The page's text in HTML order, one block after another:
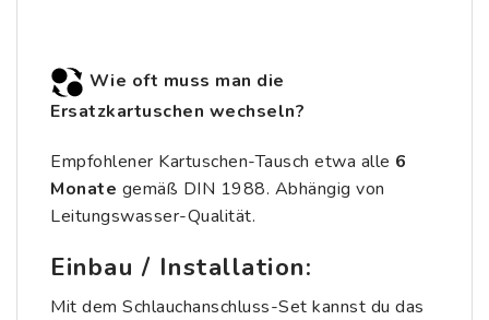
Wie oft muss man die
Ersatzkartuschen wechseln?
Empfohlener Kartuschen-Tausch etwa alle 6
Monate gemäß DIN 1988. Abhängig von
Leitungswasser-Qualität.
Einbau / Installation:
Mit dem Schlauchanschluss-Set kannst du das